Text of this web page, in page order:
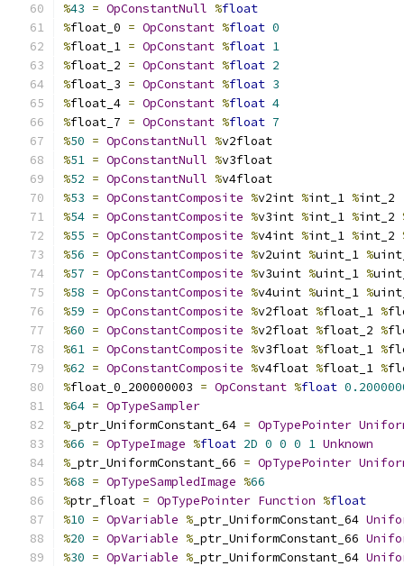
%43 = OpConstantNull %float
%float_0 = OpConstant %float 0
%float_1 = OpConstant %float 1
%float_2 = OpConstant %float 2
%float_3 = OpConstant %float 3
%float_4 = OpConstant %float 4
%float_7 = OpConstant %float 7
%50 = OpConstantNull %v2float
%51 = OpConstantNull %v3float
%52 = OpConstantNull %v4float
%53 = OpConstantComposite %v2int %int_1 %int_2
%54 = OpConstantComposite %v3int %int_1 %int_2
%55 = OpConstantComposite %v4int %int_1 %int_2
%56 = OpConstantComposite %v2uint %uint_1 %
%57 = OpConstantComposite %v3uint %uint_1 %
%58 = OpConstantComposite %v4uint %uint_1 %
%59 = OpConstantComposite %v2float %float_1 %
%60 = OpConstantComposite %v2float %float_2 %
%61 = OpConstantComposite %v3float %float_1 %
%62 = OpConstantComposite %v4float %float_1 %
%float_0_200000003 = OpConstant %float
%64 = OpTypeSampler
% _ptr_UniformConstant_64 = OpTypePointer
%66 = OpTypeImage %float 2D 0 0 0 1 Unknown
% _ptr_UniformConstant_66 = OpTypePointer
%68 = OpTypeSampledImage %66
%ptr_float = OpTypePointer Function %float
%10 = OpVariable % _ptr_UniformConstant_64
%20 = OpVariable % _ptr_UniformConstant_66
%30 = OpVariable % _ptr_UniformConstant_64